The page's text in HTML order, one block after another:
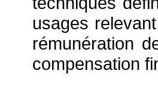
usages
rémunération
compensation